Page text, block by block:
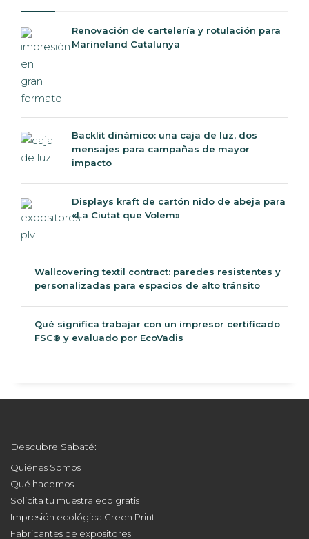
Renovación de cartelería y rotulación para
Marineland Catalunya
Backlit dinámico: una caja de luz, dos
mensajes para campañas de mayor
impacto
Displays kraft de cartón nido de abeja para
«La Ciutat que Volem»
Wallcovering textil contract: paredes
resistentes y personalizadas para espacios
Qué significa trabajar con un impresor certificado
Quiénes Somos
Qué hacemos
Solicita tu muestra eco gratis
Impresión ecológica Green Print